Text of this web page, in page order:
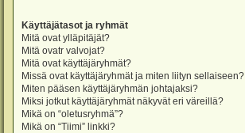
Käyttäjätasot ja ryhmät
Mitä ovat ylläpitäjät?
Mitä ovatr valvojat?
Mitä ovat käyttäjäryhmät?
Missä ovat käyttäjäryhmät ja miten liityn sellaiseen?
Miten pääsen käyttäjäryhmän johtajaksi?
Miksi jotkut käyttäjäryhmät näkyvät eri väreillä?
Mikä on “oletusryhmä”?
Mikä on “Tiimi” linkki?